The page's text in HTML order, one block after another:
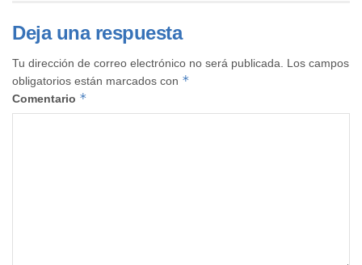
Deja una respuesta
Tu dirección de correo electrónico no será publicada.
Los campos
obligatorios están marcados con *
Comentario *